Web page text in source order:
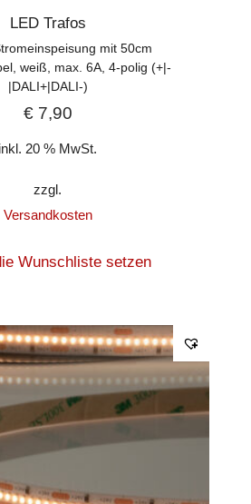
LED Trafos
mit 50cm
weiß, max. 6A, 4-polig (+|-
|DALI+|DALI-)
€7,90
inkl. 20 % MwSt.
zzgl.
Versandkosten
Wunschliste setzen